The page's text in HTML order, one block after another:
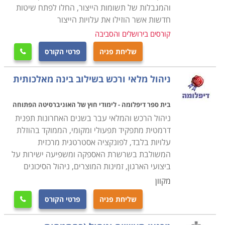
הקורס מקנה את כל הידע הנדרש, כך גם מי שאין לו כל
רקע בתחום, יוכל בסיום הקורס להיות מוכן לקראת עבודה
בתחום, כאשר ניתן כבר במהלך הקורס לנסות ולהשתלב
במחלקות הרכש של חברות מסוימות ולהתחיל לרכוש
ניסיון. קורס רכש ולוגיסטיקה מתקיים בכל רחבי הארץ: חיפה,
תל אביב , נתניה, כפר סבא ועוד מקומות רבים נוספים
אחרים.
והמגבלות של תשומות הייצור, החלו לפתח שיטות
חדשות אשר הוזילו את עלויות הייצור
קורסים בירושלים והסביבה
שליחת פניה פרטי הקורס 
ניהול מלאי ורכש בשילוב בינה מאלכותית
בית ספר דיפלומה - לימודי חוץ של האוניברסיטה הפתוחה
ניהול הרכש והמלאי עבר בשנים האחרונות תפנית
דרמטית מתפקיד תפעולי ומקומי, הממוקד בהוזלת
עלויות בלבד, לפונקציה אסטרטגית מרכזית
המשולבת בשרשרת האספקה ומשפיעה ישירות על
ביצועי הארגון, זמינות המוצרים, ניהול הסיכונים
מקוון
שליחת פניה פרטי הקורס 